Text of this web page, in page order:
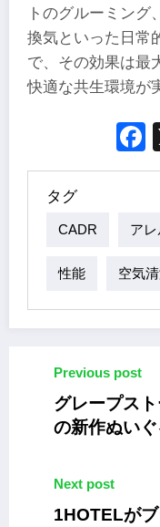
トのグルーミン
換気といった日常
で、その効果は最
快適な共生環境が
タグ
CADR ア
性能 空気
Previous post
グレープス
の新作ぬい
Next post
1HOTELが